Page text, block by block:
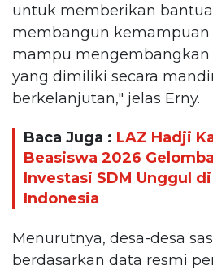
untuk memberikan
membangun kemampuan
mampu mengembangkan
yang dimiliki secara
berkelanjutan," jelas Erny.
Baca Juga : LAZ Hadji
Beasiswa 2026
Investasi SDM Unggul
Indonesia
Menurutnya, desa-desa
berdasarkan data resmi